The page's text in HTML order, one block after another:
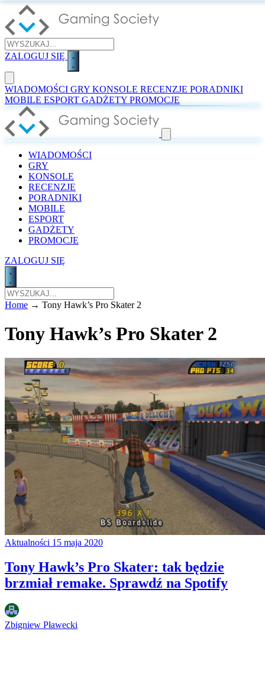
ZALOGUJ SIĘ
WIADOMOŚCI GRY KONSOLE RECENZJE PORADNIKI
MOBILE ESPORT GADŻETY PROMOCJE
WIADOMOŚCI
GRY
KONSOLE
RECENZJE
PORADNIKI
MOBILE
ESPORT
GADŻETY
PROMOCJE
ZALOGUJ SIĘ
Home → Tony Hawk’s Pro Skater 2
Tony Hawk’s Pro Skater 2
Aktualności 15 maja 2020
Tony Hawk’s Pro Skater: tak będzie
brzmiał remake. Sprawdź na Spotify
Zbigniew Pławecki